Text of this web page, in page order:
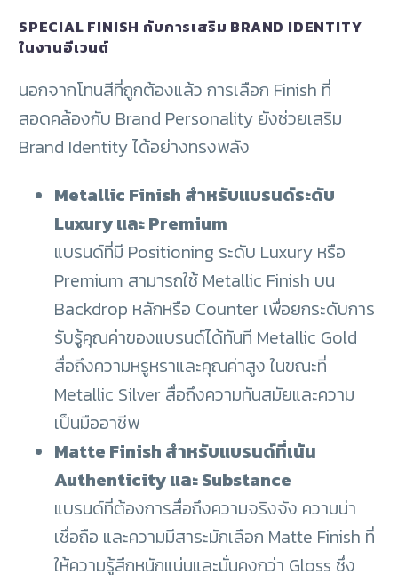
SPECIAL FINISH กับการเสริม BRAND IDENTITY
ในงานอีเวนต์
นอกจากโทนสีที่ถูกต้องแล้ว การเลือก Finish ที่
สอดคล้องกับ Brand Personality ยังช่วยเสริม
Brand Identity ได้อย่างทรงพลัง
Metallic Finish สำหรับแบรนด์ระดับ
Luxury และ Premium
แบรนด์ที่มี Positioning ระดับ Luxury หรือ
Premium สามารถใช้ Metallic Finish บน
Backdrop หลักหรือ Counter เพื่อยกระดับการ
รับรู้คุณค่าของแบรนด์ได้ทันที Metallic Gold
สื่อถึงความหรูหราและคุณค่าสูง ในขณะที่
Metallic Silver สื่อถึงความทันสมัยและความ
เป็นมืออาชีพ
Matte Finish สำหรับแบรนด์ที่เน้น
Authenticity และ Substance
แบรนด์ที่ต้องการสื่อถึงความจริงจัง ความน่า
เชื่อถือ และความมีสาระมักเลือก Matte Finish ที่
ให้ความรู้สึกหนักแน่นและมั่นคงกว่า Gloss ซึ่ง